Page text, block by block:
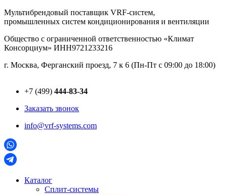
Перейти
к
Мультибрендовый поставщик VRF-cистем,
промышленных систем кондиционирования и вентиляции
Общество с ограниченной ответственностью «Климат
Консорциум» ИНН9721233216
г. Москва, Ферганский проезд, 7 к 6 (Пн-Пт с 09:00 до 18:00)
+7 (499) 444-83-34
Заказать звонок
info@vrf-systems.com
Каталог
Сплит-системы